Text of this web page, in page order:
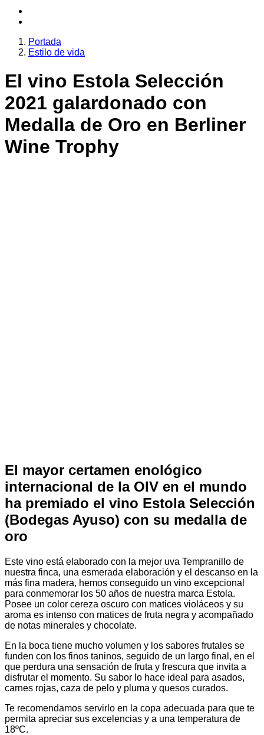
Portada
Estilo de vida
El vino Estola Selección
2021 galardonado con
Medalla de Oro en Berliner
Wine Trophy
El mayor certamen enológico
internacional de la OIV en el mundo
ha premiado el vino Estola Selección
(Bodegas Ayuso) con su medalla de
oro
Este vino está elaborado con la mejor uva Tempranillo de
nuestra finca, una esmerada elaboración y el descanso en la
más fina madera, hemos conseguido un vino excepcional
para conmemorar los 50 años de nuestra marca Estola.
Posee un color cereza oscuro con matices violáceos y su
aroma es intenso con matices de fruta negra y acompañado
de notas minerales y chocolate.
En la boca tiene mucho volumen y los sabores frutales se
funden con los finos taninos, seguido de un largo final, en el
que perdura una sensación de fruta y frescura que invita a
disfrutar el momento. Su sabor lo hace ideal para asados,
carnes rojas, caza de pelo y pluma y quesos curados.
Te recomendamos servirlo en la copa adecuada para que te
permita apreciar sus excelencias y a una temperatura de
18ºC.